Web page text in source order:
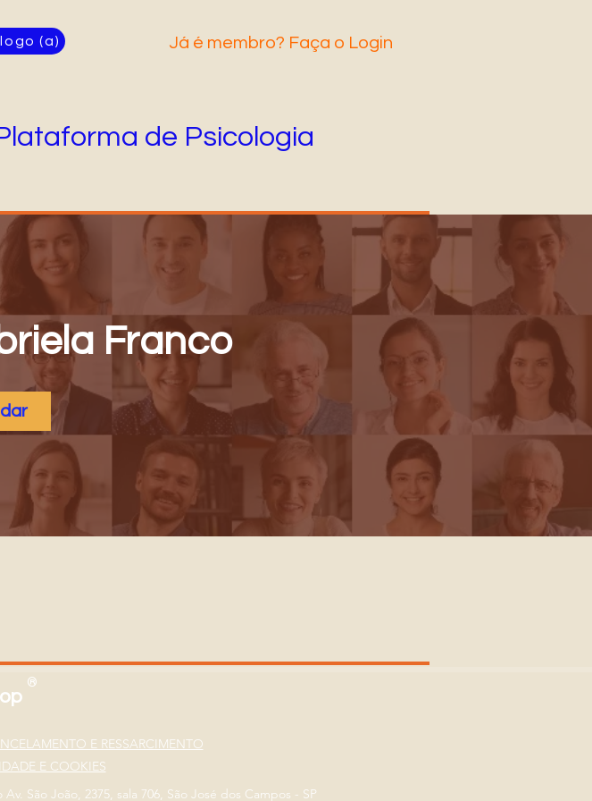
(a) Já é membro? Faça o Login
de Psicologia
Franco
®
E RESSARCIMENTO
E COOKIES
São João, 2375, sala 706, São José dos Campos - SP